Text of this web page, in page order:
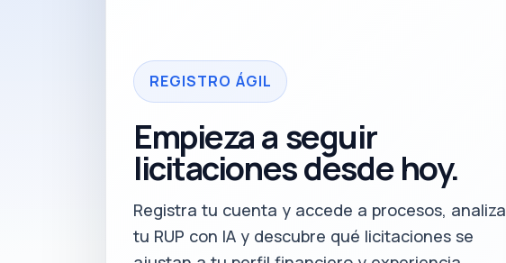
REGISTRO ÁGIL
Empieza a seguir
licitaciones desde hoy.
Registra tu cuenta y accede a procesos, analiza
tu RUP con IA y descubre qué licitaciones se